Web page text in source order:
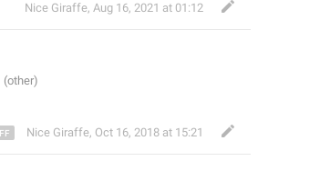
Nice Giraffe, Aug 16, 2021 at 01:12
Nice Giraffe, Oct 16, 2018 at 15:21